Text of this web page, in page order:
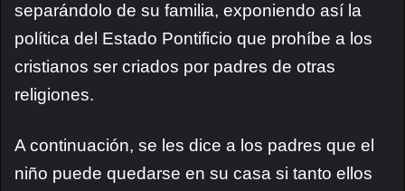
separándolo de su familia, exponiendo así la
política del Estado Pontificio que prohíbe a los
cristianos ser criados por padres de otras
religiones.
A continuación, se les dice a los padres que el
niño puede quedarse en su casa si tanto ellos